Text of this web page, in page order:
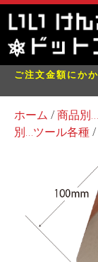
ホーム /商品別
別…ツール各種/
ご注文金額にか